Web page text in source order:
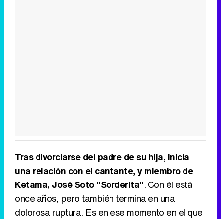
Tras divorciarse del padre de su hija, inicia
una relación con el cantante, y miembro de
Ketama, José Soto "Sorderita". Con él está
once años, pero también termina en una
dolorosa ruptura. Es en ese momento en el que